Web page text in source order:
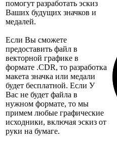
помогут разработать эскиз
Ваших будущих значков и
медалей.
Если Вы сможете
предоставить файл в
векторной графике в
формате .CDR, то разработка
макета значка или медали
будет бесплатной. Если У
Вас не будет файла в
нужном формате, то мы
примем любые графические
исходники, включая эскиз от
руки на бумаге.